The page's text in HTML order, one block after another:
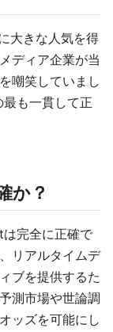
大きな人気を得
ディア企業が当
嘲笑していまし
も一貫して正
か？
完全に正確で
リアルタイムデ
ブを提供するた
測市場や世論調
ッズを可能にし